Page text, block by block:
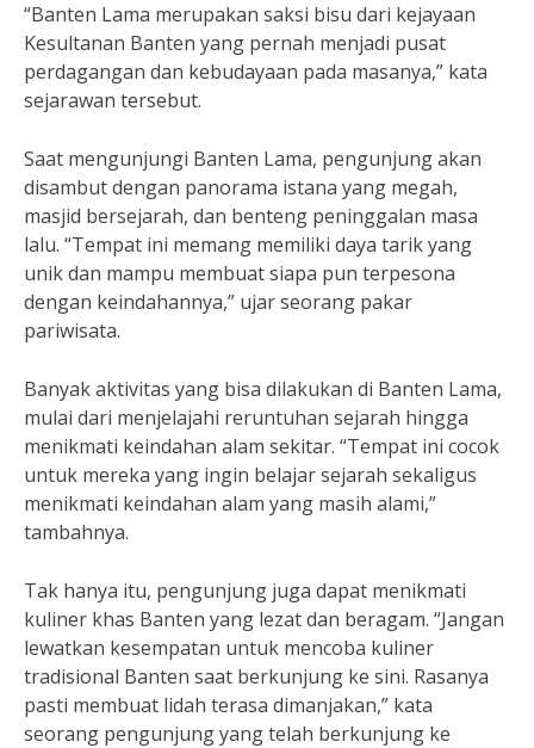
“Banten Lama merupakan saksi bisu dari kejayaan
Kesultanan Banten yang pernah menjadi pusat
perdagangan dan kebudayaan pada masanya,” kata
sejarawan tersebut.
Saat mengunjungi Banten Lama, pengunjung akan
disambut dengan panorama istana yang megah,
masjid bersejarah, dan benteng peninggalan masa
lalu. “Tempat ini memang memiliki daya tarik yang
unik dan mampu membuat siapa pun terpesona
dengan keindahannya,” ujar seorang pakar
pariwisata.
Banyak aktivitas yang bisa dilakukan di Banten Lama,
mulai dari menjelajahi reruntuhan sejarah hingga
menikmati keindahan alam sekitar. “Tempat ini cocok
untuk mereka yang ingin belajar sejarah sekaligus
menikmati keindahan alam yang masih alami,”
tambahnya.
Tak hanya itu, pengunjung juga dapat menikmati
kuliner khas Banten yang lezat dan beragam. “Jangan
lewatkan kesempatan untuk mencoba kuliner
tradisional Banten saat berkunjung ke sini. Rasanya
pasti membuat lidah terasa dimanjakan,” kata
seorang pengunjung yang telah berkunjung ke